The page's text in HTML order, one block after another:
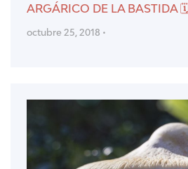
ARGÁRICO DE LA BASTIDA
octubre 25, 2018 •